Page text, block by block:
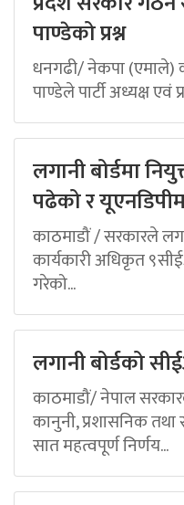
पाण्डेको प्रश्न
धनगढी/ नेकपा (एमाले)
पाण्डेले पार्टी अध्यक्ष एवं
लगानी बोर्डमा
पढेको र
काठमाडौं / सरकारले
कार्यकारी अधिकृत
गरेको...
लगानी बोर्डको
काठमाडौं/ नेपाल
कानुनी, प्रशासनिक
सात महत्वपूर्ण निर्णय...